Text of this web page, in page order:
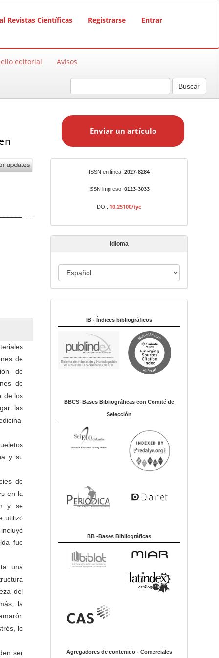
Revistas Científicas Registrarse Entrar
editorial Avisos
Buscar
de
de
de
de los
las
y su
de
en la
y se
utilizó
fue
una
del
la
lo
ser
a
t
í
o
Enviar un artículo
ISSN en línea: 2027-8284
ISSN impreso: 0123-3033
DOI: 10.25100/iyc
Idioma
d
m
IB - Índices bibliográficos
BBCS–Bases Bibliográficas con Comité de
Selección
BB -Bases Bibliográficas
Agregadores de contenido - Comerciales